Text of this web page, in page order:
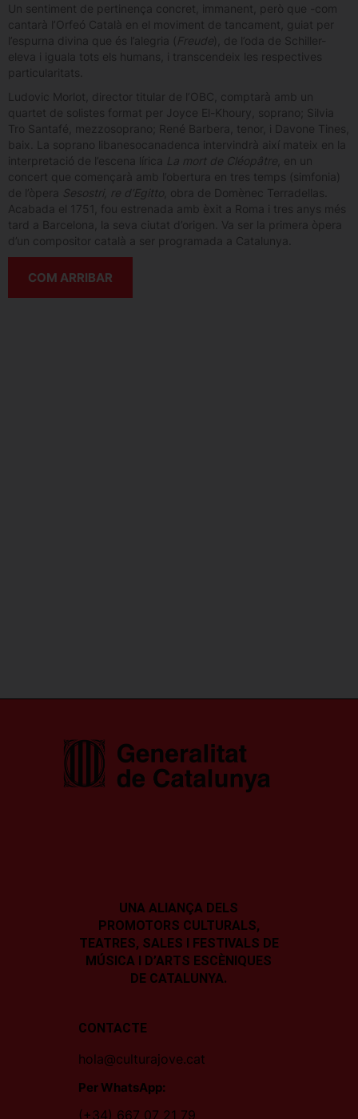
Un sentiment de pertinença concret, immanent, però que -com
cantarà l’Orfeó Català en el moviment de tancament, guiat per
l’espurna divina que és l’alegria ( Freude), de l’oda de Schiller-
eleva i iguala tots els humans, i transcendeix les respectives
particularitats.
Ludovic Morlot, director titular de l’OBC, comptarà amb un
quartet de solistes format per Joyce El-Khoury, soprano; Silvia
Tro Santafé, mezzosoprano; René Barbera, tenor, i Davone Tines,
baix. La soprano libanesocanadenca intervindrà així mateix en la
interpretació de l’escena lírica
La mort de Cléopâtre , en un
concert que començarà amb l’obertura en tres temps (simfonia)
de l’òpera
Sesostri, re d’Egitto , obra de Domènec Terradellas.
Acabada el 1751, fou estrenada amb èxit a Roma i tres anys més
tard a Barcelona, la seva ciutat d’origen. Va ser la primera òpera
d’un compositor català a ser programada a Catalunya.
COM ARRIBAR
UNA ALIANÇA DELS
PROMOTORS CULTURALS,
TEATRES, SALES I FESTIVALS DE
MÚSICA I D’ARTS ESCÈNIQUES
DE CATALUNYA.
CONTACTE
hola@culturajove.cat
Per WhatsApp:
(+34) 667 07 21 79